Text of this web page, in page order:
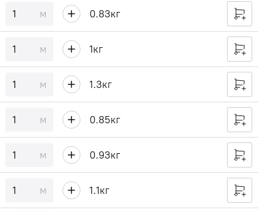
м 0.83кг
м 1кг
м 1.3кг
м 0.85кг
м 0.93кг
м 1.1кг